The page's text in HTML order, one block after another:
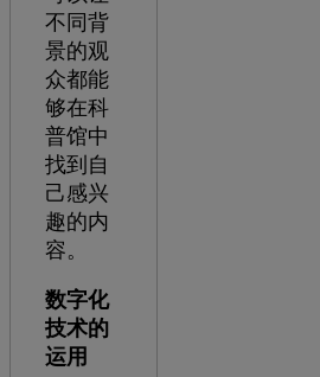
不同背
景的观
众都能
够在科
普馆中
找到自
己感兴
趣的内
容。
数字化
技术的
运用